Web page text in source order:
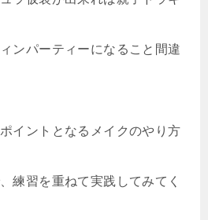
ンパーティーになること間違
イントとなるメイクのやり方
練習を重ねて実践してみてく